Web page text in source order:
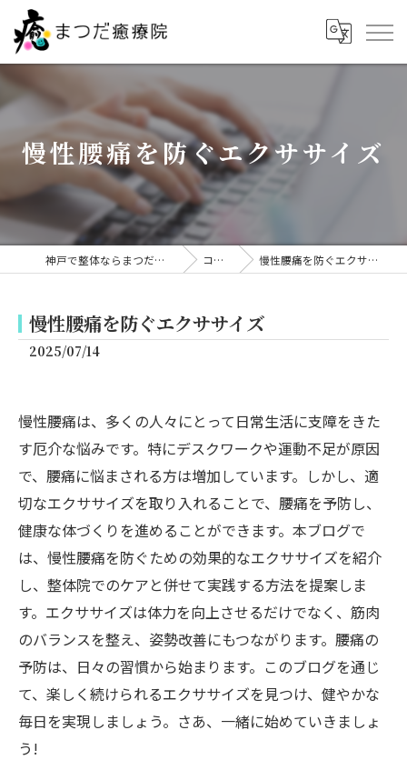
慢性腰痛を防ぐエクササイズ
神戸で整体ならまつだ癒療院 コラム 慢性腰痛を防ぐエクササイズ
慢性腰痛を防ぐエクササイズ
2025/07/14
慢性腰痛は、多くの人々にとって日常生活に支障をきた
す厄介な悩みです。特にデスクワークや運動不足が原因
で、腰痛に悩まされる方は増加しています。しかし、適
切なエクササイズを取り入れることで、腰痛を予防し、
健康な体づくりを進めることができます。本ブログで
は、慢性腰痛を防ぐための効果的なエクササイズを紹介
し、整体院でのケアと併せて実践する方法を提案しま
す。エクササイズは体力を向上させるだけでなく、筋肉
のバランスを整え、姿勢改善にもつながります。腰痛の
予防は、日々の習慣から始まります。このブログを通じ
て、楽しく続けられるエクササイズを見つけ、健やかな
毎日を実現しましょう。さあ、一緒に始めていきましょ
う!